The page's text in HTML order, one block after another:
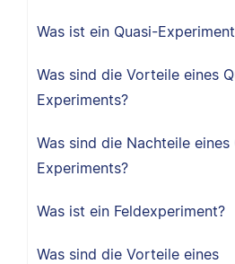
Was ist ein Quasi-
Was sind die Vorteile eines
Experiments?
Was sind die Nachteile eines
Experiments?
Was ist ein Feldexperiment?
Was sind die Vorteile eines